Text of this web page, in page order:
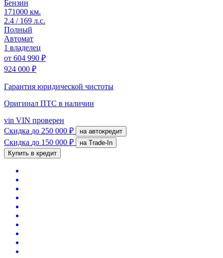
Бензин
171000 км.
2.4 / 169 л.с.
Полный
Автомат
1 владелец
от 604 990 ₽
924 000 ₽
Гарантия юридической чистоты
Оригинал ПТС в наличии
vin VIN проверен
Скидка до 250 000 ₽ на автокредит
Скидка до 150 000 ₽
на Trade-In
Купить в кредит